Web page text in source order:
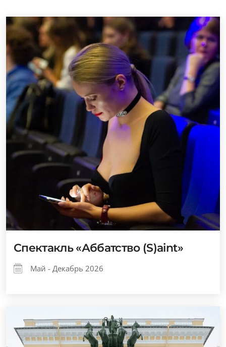
Спектакль «Аббатство (S)aint»
Май - Декабрь 2026